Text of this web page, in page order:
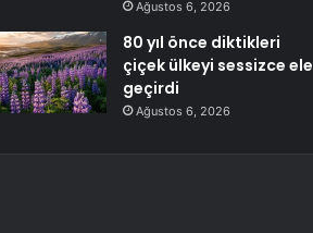
Ağustos 6, 2026
80 yıl önce diktikleri
çiçek ülkeyi sessizce ele
geçirdi
Ağustos 6, 2026